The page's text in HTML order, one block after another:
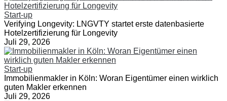
Start-up
Verifying Longevity: LNGVTY startet erste datenbasierte
Hotelzertifizierung für Longevity
Juli 29, 2026
Start-up
Immobilienmakler in Köln: Woran Eigentümer einen wirklich
guten Makler erkennen
Juli 29, 2026